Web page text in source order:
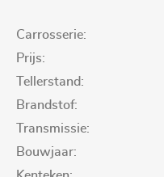
Carrosserie:
Prijs:
Tellerstand:
Brandstof:
Transmissie:
Bouwjaar: